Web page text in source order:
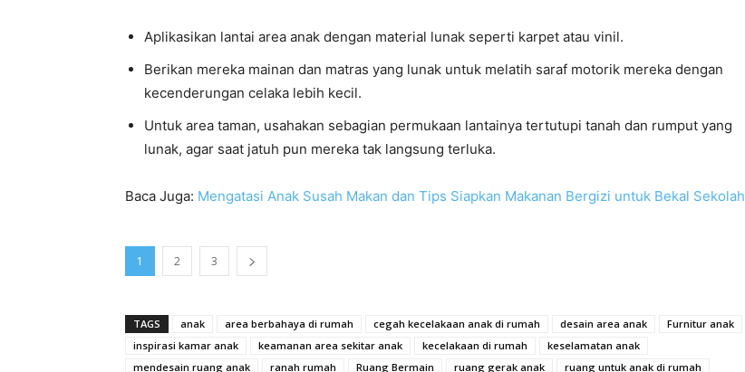
Aplikasikan lantai area anak dengan material lunak seperti karpet atau vinil.
Berikan mereka mainan dan matras yang lunak untuk melatih saraf motorik mereka dengan
kecenderungan celaka lebih kecil.
Untuk area taman, usahakan sebagian permukaan lantainya tertutupi tanah dan rumput yang
lunak, agar saat jatuh pun mereka tak langsung terluka.
Baca Juga: Mengatasi Anak Susah Makan dan Tips Siapkan Makanan Bergizi untuk Bekal Sekolah
1 2 3
TAGS anak area berbahaya di rumah cegah kecelakaan anak di rumah desain area anak
Furnitur anak
inspirasi kamar anak
keamanan area sekitar anak kecelakaan di rumah
keselamatan anak
mendesain ruang anak
ranah rumah Ruang Bermain ruang gerak anak
ruang untuk anak di rumah